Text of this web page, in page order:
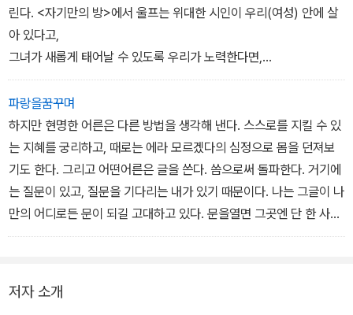
린다. <자기만의 방>에서 울프는 위대한 시인이 우리(여성) 안에 살
아 있다고,
그녀가 새롭게 태어날 수 있도록 우리가 노력한다면,
비록 세상의 인정을 받지 못한 채 가난 속에서 기울이는 노력이라 할
지라도 가치가 있다고 썼다. 내일의 가치도 거기에 두고 싶다.
파랑을꿈꾸며
하지만 현명한 어른은 다른 방법을 생각해 낸다. 스스로를 지킬 수 있
는 지혜를 궁리하고, 때로는 에라 모르겠다의 심정으로 몸을 던져보
기도 한다. 그리고 어떤어른은 글을 쓴다. 씀으로써 돌파한다. 거기에
는 질문이 있고, 질문을 기다리는 내가 있기 때문이다. 나는 그글이 나
만의 어디로든 문이 되길 고대하고 있다. 문을열면 그곳엔 단 한 사람
을 위한 책상 하나가 놓여 있을것이다.
저자 소개